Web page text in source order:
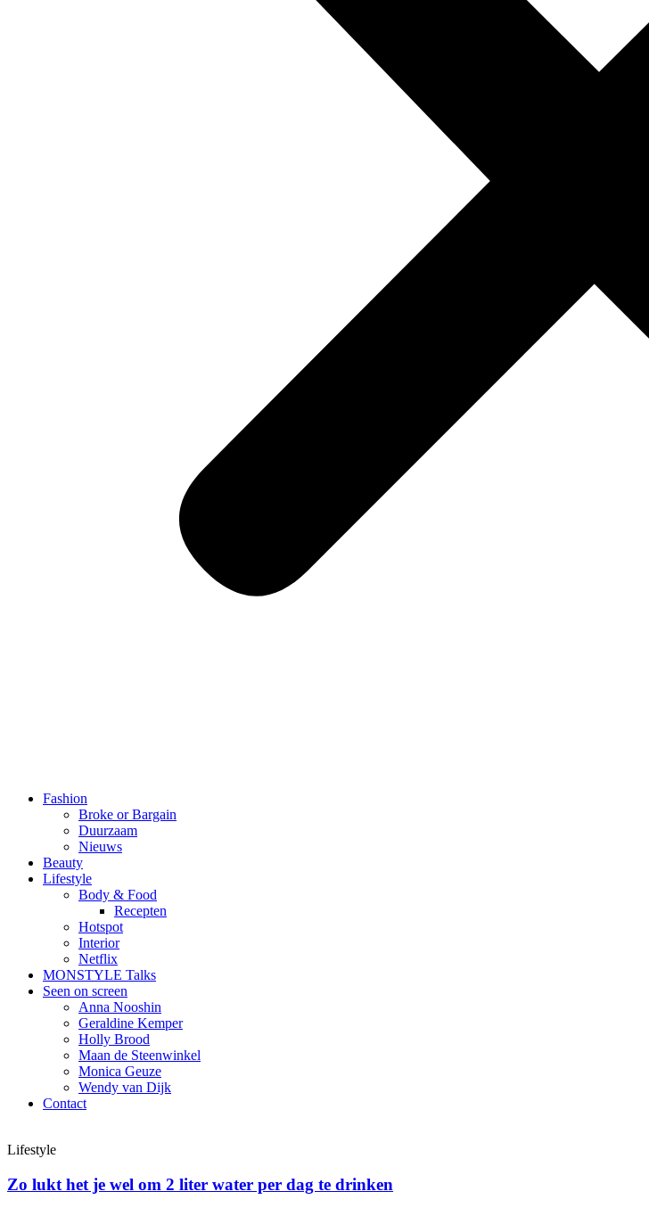
Fashion
Broke or Bargain
Duurzaam
Nieuws
Beauty
Lifestyle
Body & Food
Recepten
Hotspot
Interior
Netflix
MONSTYLE Talks
Seen on screen
Anna Nooshin
Geraldine Kemper
Holly Brood
Maan de Steenwinkel
Monica Geuze
Wendy van Dijk
Contact
Lifestyle
Zo lukt het je wel om 2 liter water per dag te drinken